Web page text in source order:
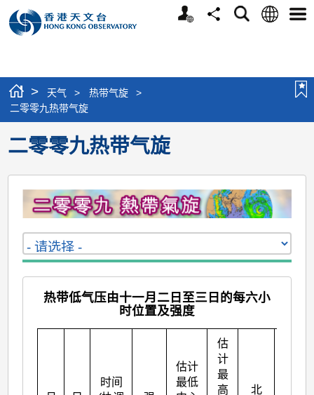
个
分
搜
语
选
> 天气 > 热带气旋
>
二零零九热带气旋
二零零九热带气旋
热带低气压由十一月二日至三日的每六小
时位置及强度
时间
估计
最低
估
计
最
高
北